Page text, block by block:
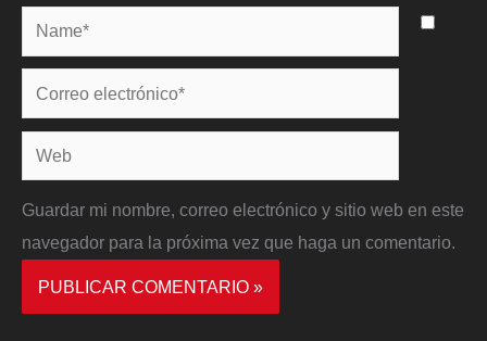
Name*
Correo
electrónico*
Web
Guardar mi nombre, correo electrónico y sitio web en este
navegador para la próxima vez que haga un comentario.